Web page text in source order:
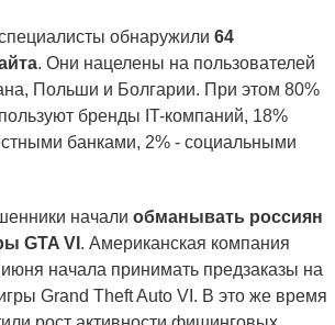
обнаружили 64
. Они нацелены на пользователей
Польши и Болгарии. При этом 80%
бренды IT-компаний, 18%
банками, 2% - социальными
начали обманывать россиян
GTA VI . Американская компания
начала принимать предзаказы на
Grand Theft Auto VI. В это же время